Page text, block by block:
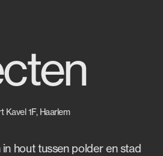
Kavel 1F, Haarlem
in hout tussen polder en stad